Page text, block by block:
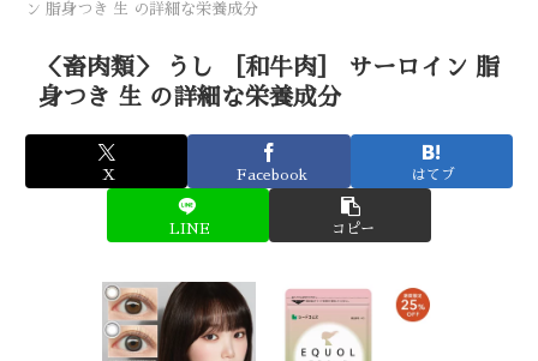
ン 脂身つき 生 の詳細な栄養成分
＜畜肉類＞ うし ［和牛肉］ サーロイン 脂
身つき 生 の詳細な栄養成分
X Facebook はてブ
LINE コピー